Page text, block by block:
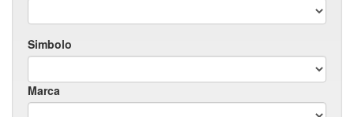
Simbolo
Marca